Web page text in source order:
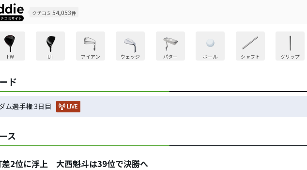
クチコミ 54,053件
FW UT アイアン ウェッジ パター ボール シャフト グリップ
ド
ム選手権 3日目 LIVE
ス
差2位に浮上 大西魁斗は39位で決勝へ